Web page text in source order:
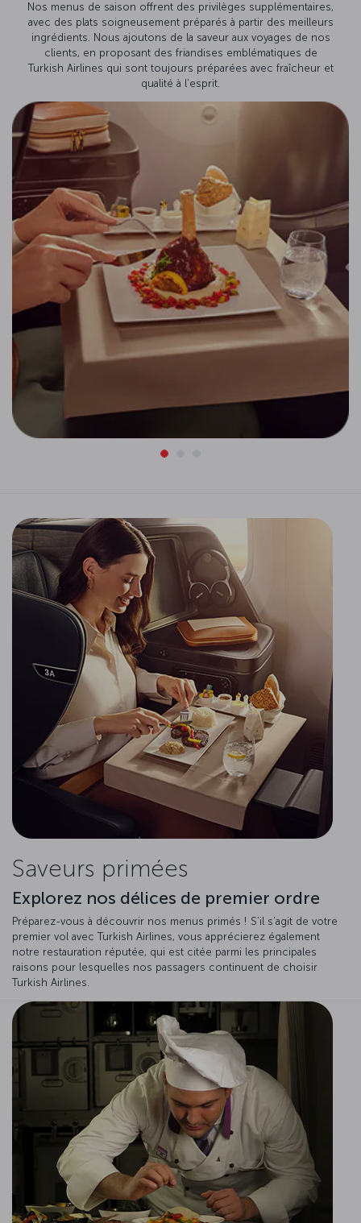
Nos menus de saison offrent des privilèges supplémentaires,
avec des plats soigneusement préparés à partir des meilleurs
ingrédients. Nous ajoutons de la saveur aux voyages de nos
clients, en proposant des friandises emblématiques de
Turkish Airlines qui sont toujours préparées avec fraîcheur et
qualité à l’esprit.
Saveurs primées
Explorez nos délices de premier ordre
Préparez-vous à découvrir nos menus primés ! S’il s’agit de votre
premier vol avec Turkish Airlines, vous apprécierez également
notre restauration réputée, qui est citée parmi les principales
raisons pour lesquelles nos passagers continuent de choisir
Turkish Airlines.